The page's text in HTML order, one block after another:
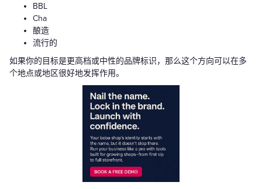
BBL
Cha
酿造
流行的
如果你的目标是更高档或中性的品牌标识，那么这个方向可以在多
个地点或地区很好地发挥作用。